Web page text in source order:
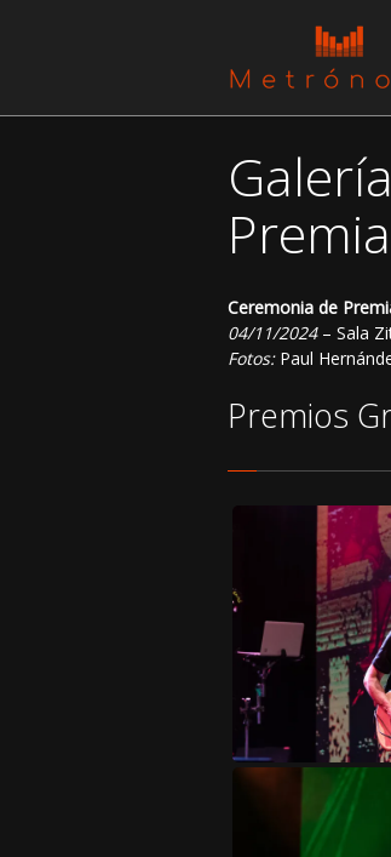
Ceremonia de
04/11/2024– Sala
Fotos:Paul
Premios